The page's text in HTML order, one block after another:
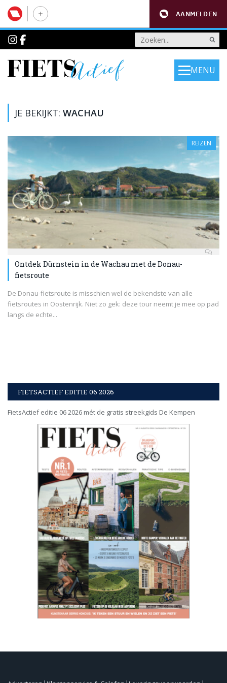
AANMELDEN
MENU
JE BEKIJKT: WACHAU
REIZEN
Ontdek Dürnstein in de Wachau met de Donau-
fietsroute
De Donau-fietsroute is misschien wel de bekendste van alle
fietsroutes in Oostenrijk. Niet zo gek: deze tour neemt je mee op pad
langs de echte...
FIETSACTIEF EDITIE 06 2026
FietsActief editie 06 2026 mét de gratis streekgids De Kempen